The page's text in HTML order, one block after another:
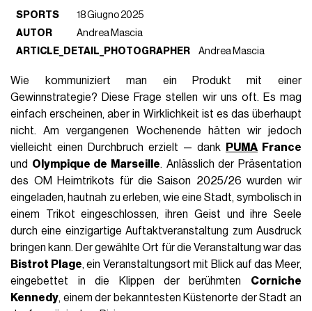
SPORTS
18 Giugno 2025
AUTOR
Andrea Mascia
ARTICLE_DETAIL_PHOTOGRAPHER
Andrea Mascia
Wie kommuniziert man ein Produkt mit einer
Gewinnstrategie? Diese Frage stellen wir uns oft. Es mag
einfach erscheinen, aber in Wirklichkeit ist es das überhaupt
nicht. Am vergangenen Wochenende hätten wir jedoch
vielleicht einen Durchbruch erzielt — dank
PUMAFrance
und Olympique de Marseille. Anlässlich der Präsentation
des OM Heimtrikots für die Saison 2025/26 wurden wir
eingeladen, hautnah zu erleben, wie eine Stadt, symbolisch in
einem Trikot eingeschlossen, ihren Geist und ihre Seele
durch eine einzigartige Auftaktveranstaltung zum Ausdruck
bringen kann. Der gewählte Ort für die Veranstaltung war das
Bistrot Plage, ein Veranstaltungsort mit Blick auf das Meer,
eingebettet in die Klippen der berühmten Corniche
Kennedy, einem der bekanntesten Küstenorte der Stadt an